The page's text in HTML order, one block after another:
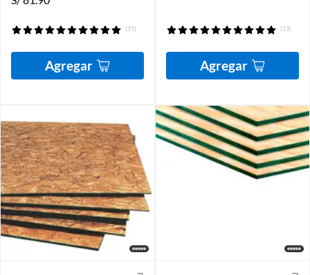
(15)
Agregar
(13)
Agregar